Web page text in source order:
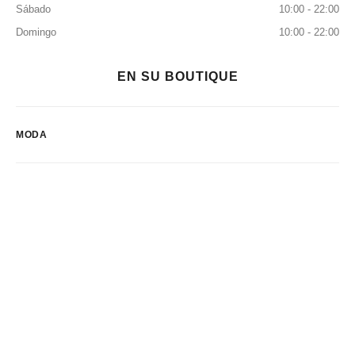
Sábado
10:00 - 22:00
Domingo
10:00 - 22:00
EN SU BOUTIQUE
MODA